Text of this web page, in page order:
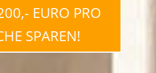
EURO PRO
SPAREN!